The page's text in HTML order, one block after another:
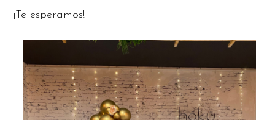
¡Te esperamos!